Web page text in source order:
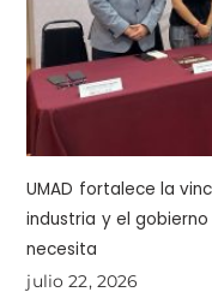
UMAD fortalece la
industria y el
necesita
julio 22, 2026